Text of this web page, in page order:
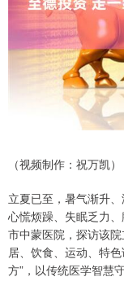
（视频制作：祝万凯）
立夏已至，暑气渐升
心慌烦躁、失眠乏力
市中蒙医院，探访该
居、饮食、运动、特
方”，以传统医学智慧